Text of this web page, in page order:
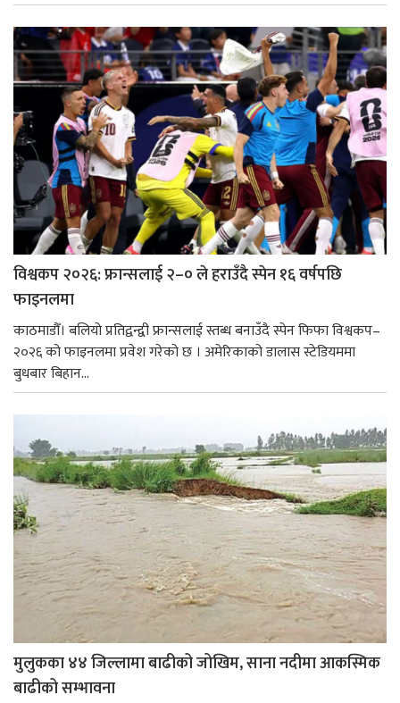
विश्वकप २०२६: फ्रान्सलाई २–० ले हराउँदै स्पेन १६ वर्षपछि
फाइनलमा
काठमाडौँ। बलियो प्रतिद्वन्द्वी फ्रान्सलाई स्तब्ध बनाउँदै स्पेन फिफा विश्वकप–
२०२६ को फाइनलमा प्रवेश गरेको छ । अमेरिकाको डालास स्टेडियममा
बुधबार बिहान...
मुलुकका ४४ जिल्लामा बाढीको जोखिम, साना नदीमा आकस्मिक
बाढीको सम्भावना